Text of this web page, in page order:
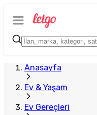
Anasayfa
Ev & Yaşam
Ev Gereçleri